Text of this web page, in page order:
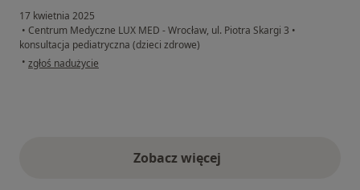
17 kwietnia 2025
• Centrum Medyczne LUX MED - Wrocław, ul. Piotra Skargi 3 •
konsultacja pediatryczna (dzieci zdrowe)
• w opinii użytkownika Pacjent
zgłoś nadużycie
Zobacz więcejopinie powyżej